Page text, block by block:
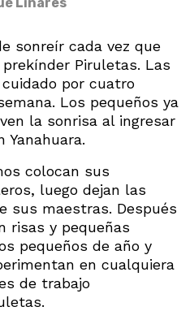
sonreír cada vez que
Piruletas. Las
por cuatro
Los pequeños ya
la sonrisa al ingresar
Yanahuara.
colocan sus
luego dejan las
sus maestras. Después
risas y pequeñas
pequeños de año y
en cualquiera
de trabajo